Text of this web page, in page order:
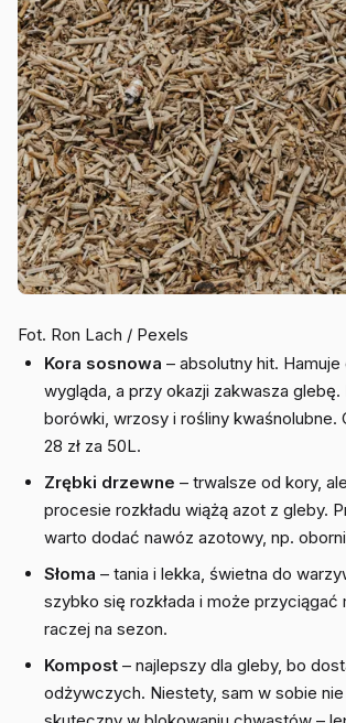
Fot. Ron Lach / Pexels
Kora sosnowa – absolutny hit. Hamuje
wygląda, a przy okazji zakwasza glebę.
borówki, wrzosy i rośliny kwaśnolubne.
28 zł za 50L.
Zrębki drzewne – trwalsze od kory,
procesie rozkładu wiążą azot z gleby.
warto dodać nawóz azotowy, np.
Słoma – tania i lekka, świetna do
szybko się rozkłada i może przyciągać
raczej na sezon.
Kompost – najlepszy dla gleby, bo
odżywczych. Niestety, sam w sobie